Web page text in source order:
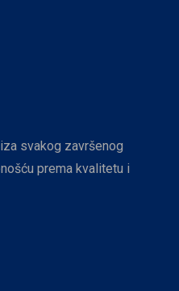
svakog završenog
prema kvalitetu i